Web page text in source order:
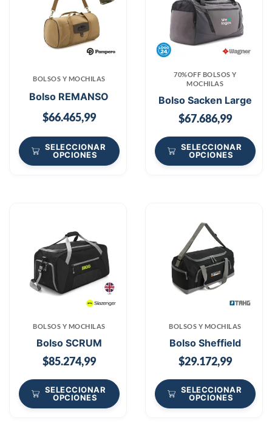
BOLSOS Y MOCHILAS
Bolso REMANSO
$66.465,99
SELECCIONAR
OPCIONES
70%OFF BOLSOS Y
MOCHILAS
Bolso Sacken Large
$67.686,99
SELECCIONAR
OPCIONES
BOLSOS Y MOCHILAS
Bolso SCRUM
$85.274,99
SELECCIONAR
OPCIONES
BOLSOS Y MOCHILAS
Bolso Sheffield
$29.172,99
SELECCIONAR
OPCIONES